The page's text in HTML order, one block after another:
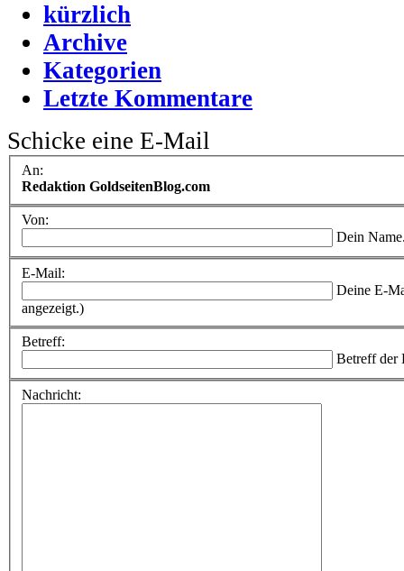
kürzlich
Archive
Kategorien
Letzte Kommentare
Schicke eine E-Mail
An:
Redaktion GoldseitenBlog.com
Von:
Dein
E-Mail:
Deine E-
angezeigt.)
Betreff:
Betreff der
Nachricht: